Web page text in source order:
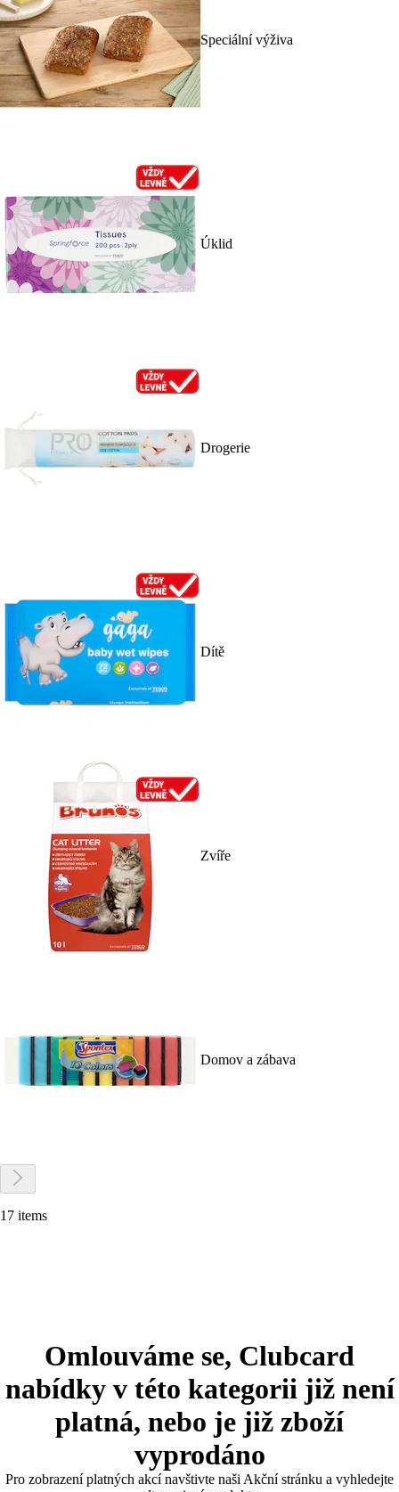
Speciální výživa
Úklid
Drogerie
Dítě
Zvíře
Domov a zábava
17 items
Omlouváme se, Clubcard
nabídky v této kategorii již není
platná, nebo je již zboží
vyprodáno
Pro zobrazení platných akcí navštivte naši Akční stránku a vyhledejte